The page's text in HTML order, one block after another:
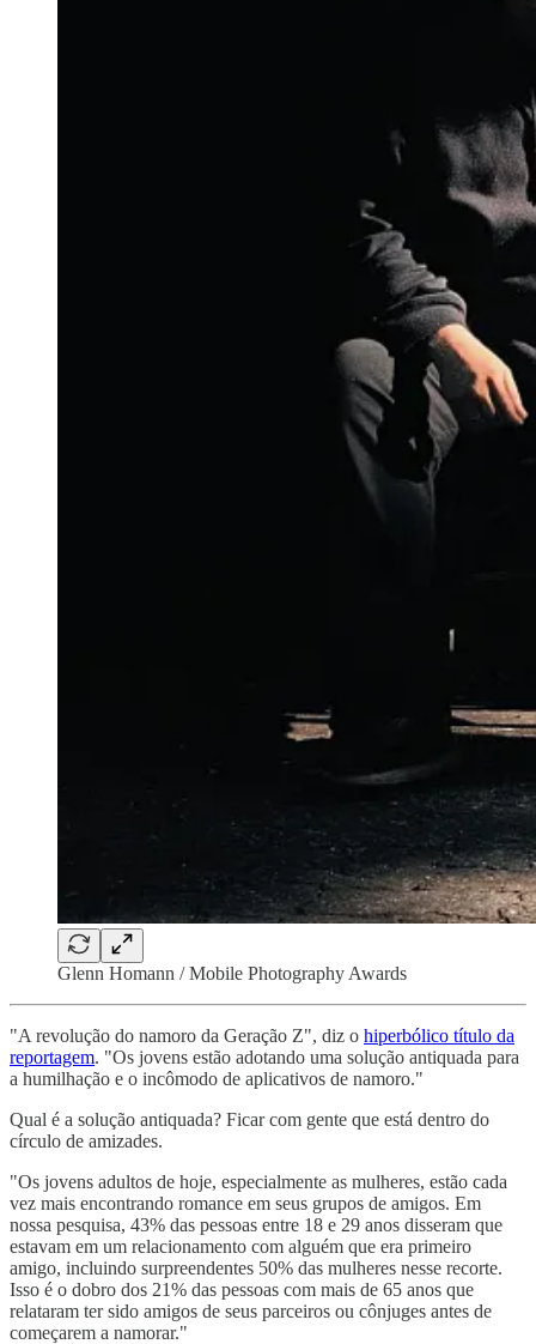
Glenn Homann / Mobile Photography Awards
"A revolução do namoro da Geração Z", diz o hiperbólico título da
reportagem. "Os jovens estão adotando uma solução antiquada para
a humilhação e o incômodo de aplicativos de namoro."
Qual é a solução antiquada? Ficar com gente que está dentro do
círculo de amizades.
"Os jovens adultos de hoje, especialmente as mulheres, estão cada
vez mais encontrando romance em seus grupos de amigos. Em
nossa pesquisa, 43% das pessoas entre 18 e 29 anos disseram que
estavam em um relacionamento com alguém que era primeiro
amigo, incluindo surpreendentes 50% das mulheres nesse recorte.
Isso é o dobro dos 21% das pessoas com mais de 65 anos que
relataram ter sido amigos de seus parceiros ou cônjuges antes de
começarem a namorar."